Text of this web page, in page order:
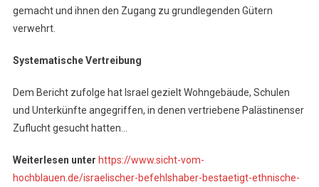
gemacht und ihnen den Zugang zu grundlegenden Gütern
verwehrt.
Systematische Vertreibung
Dem Bericht zufolge hat Israel gezielt Wohngebäude, Schulen
und Unterkünfte angegriffen, in denen vertriebene Palästinenser
Zuflucht gesucht hatten…
Weiterlesen unter https://www.sicht-vom-
hochblauen.de/israelischer-befehlshaber-bestaetigt-ethnische-